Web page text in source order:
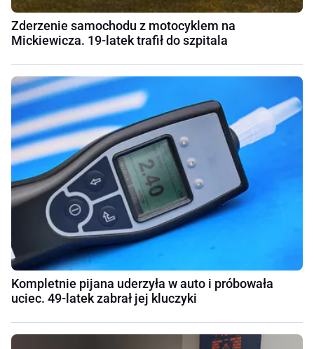
Zderzenie samochodu z motocyklem na
Mickiewicza. 19-latek trafił do szpitala
Kompletnie pijana uderzyła w auto i próbowała
uciec. 49-latek zabrał jej kluczyki